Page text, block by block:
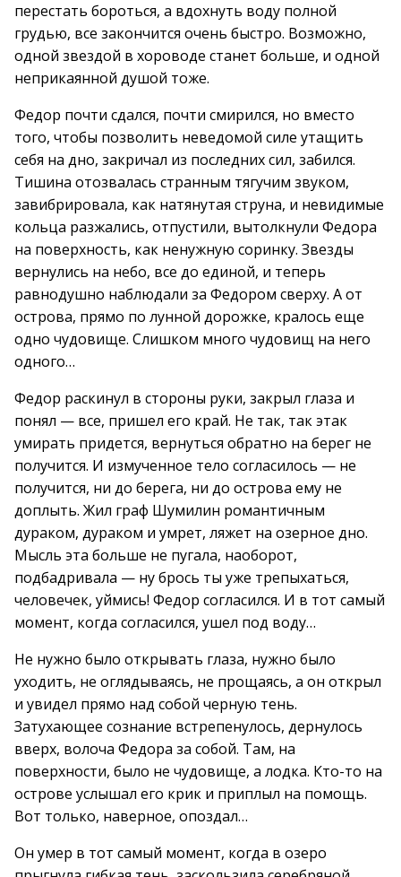
перестать бороться, а вдохнуть воду полной
грудью, все закончится очень быстро. Возможно,
одной звездой в хороводе станет больше, и одной
неприкаянной душой тоже.
Федор почти сдался, почти смирился, но вместо
того, чтобы позволить неведомой силе утащить
себя на дно, закричал из последних сил, забился.
Тишина отозвалась странным тягучим звуком,
завибрировала, как натянутая струна, и невидимые
кольца разжались, отпустили, вытолкнули Федора
на поверхность, как ненужную соринку. Звезды
вернулись на небо, все до единой, и теперь
равнодушно наблюдали за Федором сверху. А от
острова, прямо по лунной дорожке, кралось еще
одно чудовище. Слишком много чудовищ на него
одного…
Федор раскинул в стороны руки, закрыл глаза и
понял — все, пришел его край. Не так, так этак
умирать придется, вернуться обратно на берег не
получится. И измученное тело согласилось — не
получится, ни до берега, ни до острова ему не
доплыть. Жил граф Шумилин романтичным
дураком, дураком и умрет, ляжет на озерное дно.
Мысль эта больше не пугала, наоборот,
подбадривала — ну брось ты уже трепыхаться,
человечек, уймись! Федор согласился. И в тот самый
момент, когда согласился, ушел под воду…
Не нужно было открывать глаза, нужно было
уходить, не оглядываясь, не прощаясь, а он открыл
и увидел прямо над собой черную тень.
Затухающее сознание встрепенулось, дернулось
вверх, волоча Федора за собой. Там, на
поверхности, было не чудовище, а лодка. Кто-то на
острове услышал его крик и приплыл на помощь.
Вот только, наверное, опоздал…
Он умер в тот самый момент, когда в озеро